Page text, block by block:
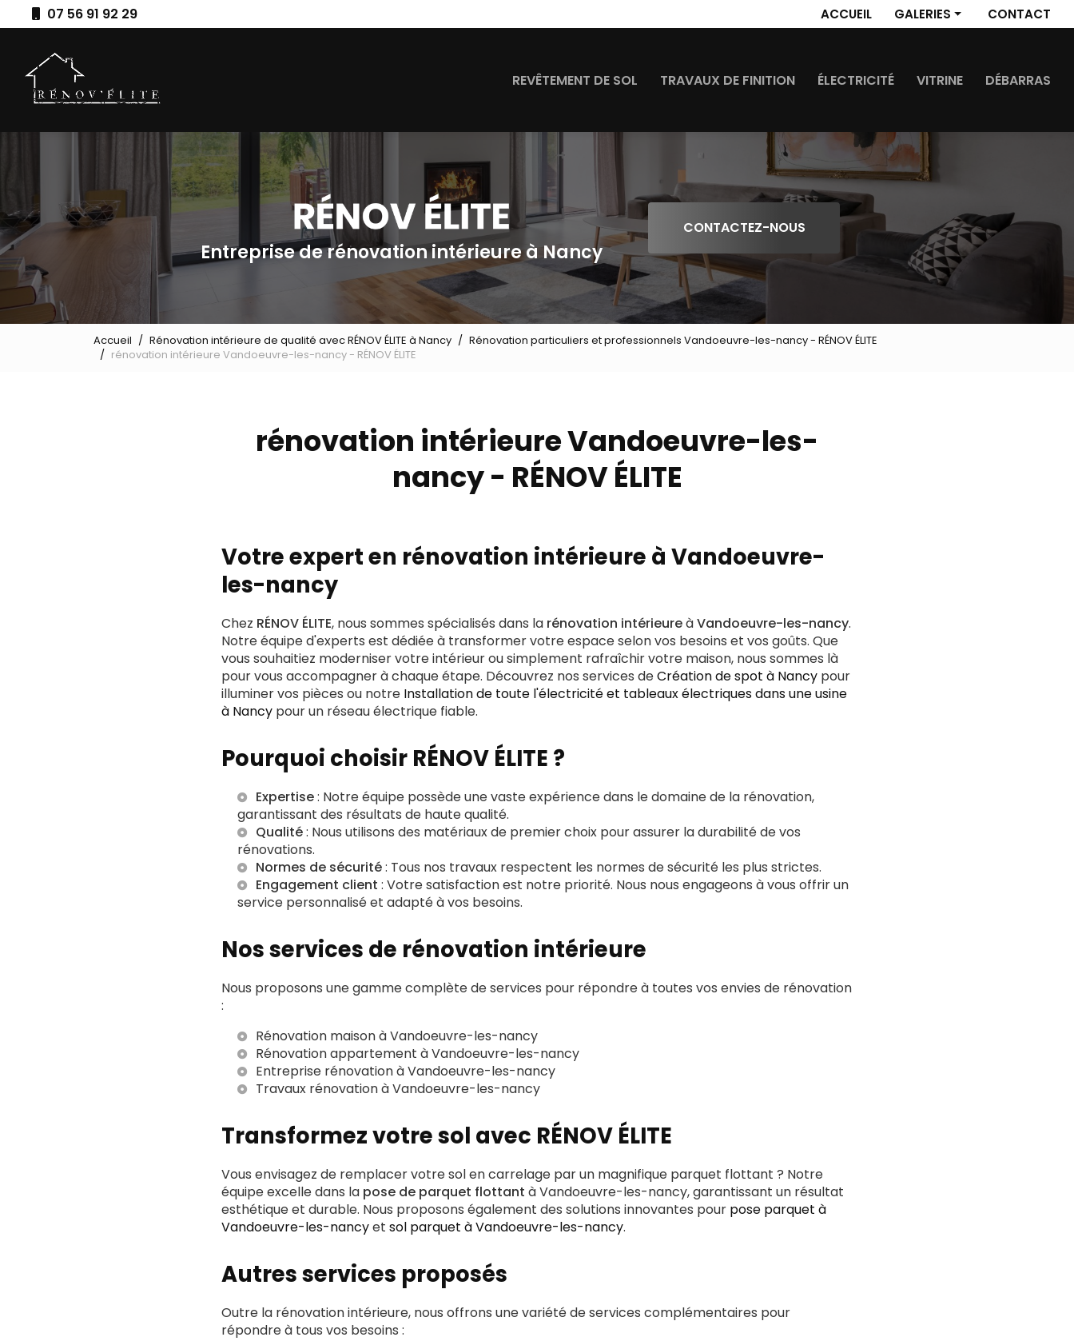
au
principal
07 56 91 92 29 ACCUEIL
GALERIES
Travaux de finition
Débarras
CONTACT
REVÊTEMENT DE SOL TRAVAUX DE FINITION ÉLECTRICITÉ VITRINE DÉBARRAS
Entreprise de rénovation intérieure à Nancy
CONTACTEZ-NOUS
Accueil Rénovation intérieure de qualité avec RÉNOV ÉLITE à Nancy
Rénovation particuliers et professionnels Vandoeuvre-les-nancy - RÉNOV ÉLITE
rénovation intérieure Vandoeuvre-les-nancy - RÉNOV ÉLITE
rénovation intérieure Vandoeuvre-les-
nancy - RÉNOV ÉLITE
Votre expert en rénovation intérieure à Vandoeuvre-
les-nancy
Chez RÉNOV ÉLITE, nous sommes spécialisés dans la rénovation intérieureàVandoeuvre-les-nancy.
Notre équipe d'experts est dédiée à transformer votre espace selon vos besoins et vos goûts. Que
vous souhaitiez moderniser votre intérieur ou simplement rafraîchir votre maison, nous sommes là
pour vous accompagner à chaque étape. Découvrez nos services deCréation de spot à Nancy pour
illuminer vos pièces ou notre Installation de toute l'électricité et tableaux électriques dans une usine
à Nancy pour un réseau électrique fiable.
Pourquoi choisir RÉNOV ÉLITE ?
Expertise: Notre équipe possède une vaste expérience dans le domaine de la rénovation,
garantissant des résultats de haute qualité.
Qualité: Nous utilisons des matériaux de premier choix pour assurer la durabilité de vos
rénovations.
Normes de sécurité: Tous nos travaux respectent les normes de sécurité les plus strictes.
Engagement client : Votre satisfaction est notre priorité. Nous nous engageons à vous offrir un
service personnalisé et adapté à vos besoins.
Nos services de rénovation intérieure
Nous proposons une gamme complète de services pour répondre à toutes vos envies de rénovation
:
Rénovation maison à Vandoeuvre-les-nancy
Rénovation appartement à Vandoeuvre-les-nancy
Entreprise rénovation à Vandoeuvre-les-nancy
Travaux rénovation à Vandoeuvre-les-nancy
Transformez votre sol avec RÉNOV ÉLITE
Vous envisagez de remplacer votre sol en carrelage par un magnifique parquet flottant ? Notre
équipe excelle dans la pose de parquet flottant à Vandoeuvre-les-nancy, garantissant un résultat
esthétique et durable. Nous proposons également des solutions innovantes pour pose parquet à
Vandoeuvre-les-nancyet sol parquet à Vandoeuvre-les-nancy.
Autres services proposés
Outre la rénovation intérieure, nous offrons une variété de services complémentaires pour
répondre à tous vos besoins :